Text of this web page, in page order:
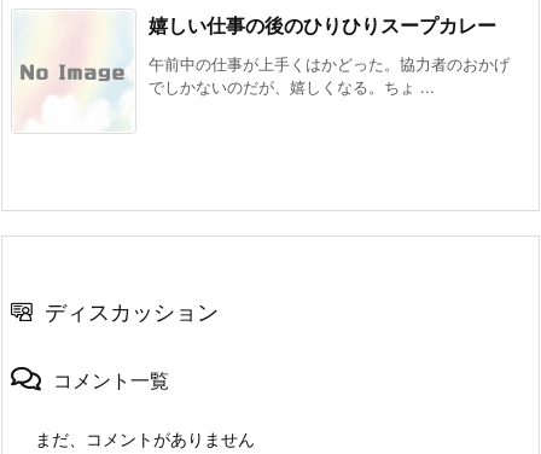
嬉しい仕事の後のひりひりスープカレー
午前中の仕事が上手くはかどった。協力者のおかげ
でしかないのだが、嬉しくなる。ちょ ...
ディスカッション
コメント一覧
まだ、コメントがありません